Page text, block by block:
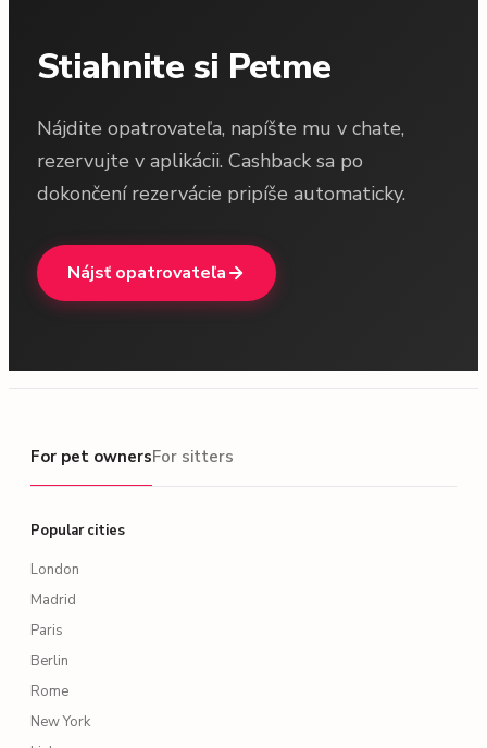
Stiahnite si Petme
Nájdite opatrovateľa, napíšte mu v chate,
rezervujte v aplikácii. Cashback sa po
dokončení rezervácie pripíše automaticky.
Nájsť opatrovateľa
For pet owners
For pet ownersFor sitters
Popular cities
London
Madrid
Paris
Berlin
Rome
New York